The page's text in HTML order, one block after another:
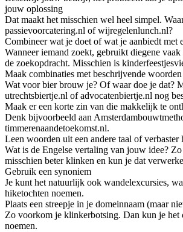
jouw oplossing
Dat maakt het misschien wel heel simpel.
passievoorcatering.nl of wijregelenlunch.nl?
Combineer wat je doet of wat je aanbiedt met
Wanneer iemand zoekt, gebruikt diegene
de zoekopdracht. Misschien is
Maak combinaties met beschrijvende
Wat voor bier brouw je? Of waar doe je dat?
utrechtsbiertje.nl of advocatenbiertje.nl nog
Maak er een korte zin van die makkelijk te
Denk bijvoorbeeld aan
timmerenaandetoekomst.nl.
Leen woorden uit een andere taal of verbaster
Wat is de Engelse vertaling van jouw idee? Zo
misschien beter klinken en kun je dat
Gebruik een synoniem
Je kunt het natuurlijk ook wandelexcursies,
hiketochten noemen.
Plaats een streepje in je domeinnaam (maar
Zo voorkom je klinkerbotsing. Dan kun je het
noemen.